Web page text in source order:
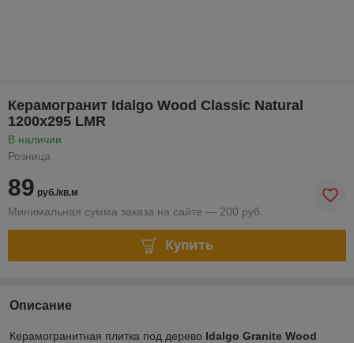
Керамогранит Idalgo Wood Classic Natural
1200х295 LMR
В наличии
Розница
89 руб./кв.м
Минимальная сумма заказа на сайте — 200 руб.
Купить
Описание
Керамогранитная плитка под дерево Idalgo Granite Wood